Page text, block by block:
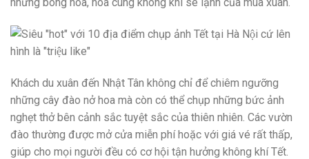
những bông hoa, hòa cùng không khí se lạnh của mùa xuân.
Khách du xuân đến Nhật Tân không chỉ để chiêm ngưỡng
những cây đào nở hoa mà còn có thể chụp những bức ảnh
nghẹt thở bên cảnh sắc tuyệt sắc của thiên nhiên. Các vườn
đào thường được mở cửa miễn phí hoặc với giá vé rất thấp,
giúp cho mọi người đều có cơ hội tận hưởng không khí Tết.